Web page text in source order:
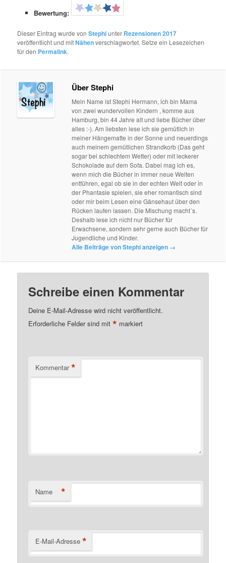
Bewertung:
Dieser Eintrag wurde vonStephiunter Rezensionen 2017
veröffentlicht und mitNähenverschlagwortet. Setze ein Lesezeichen
für den Permalink.
Über Stephi
Mein Name ist Stephi Hermann, ich bin Mama
von zwei wundervollen Kindern , komme aus
Hamburg, bin 44 Jahre alt und liebe Bücher über
alles :-). Am liebsten lese ich sie gemütlich in
meiner Hängematte in der Sonne und neuerdings
auch meinem gemütlichen Strandkorb (Das geht
sogar bei schlechtem Wetter) oder mit leckerer
Schokolade auf dem Sofa. Dabei mag ich es,
wenn mich die Bücher in immer neue Welten
entführen, egal ob sie in der echten Welt oder in
der Phantasie spielen, sie eher romantisch sind
oder mir beim Lesen eine Gänsehaut über den
Rücken laufen lassen. Die Mischung macht´s.
Deshalb lese ich nicht nur Bücher für
Erwachsene, sondern sehr gerne auch Bücher für
Jugendliche und Kinder.
Alle Beiträge von Stephi anzeigen →
Schreibe einen Kommentar
Deine E-Mail-Adresse wird nicht veröffentlicht.
Erforderliche Felder sind mit* markiert
Kommentar *
Name *
E-Mail-Adresse *